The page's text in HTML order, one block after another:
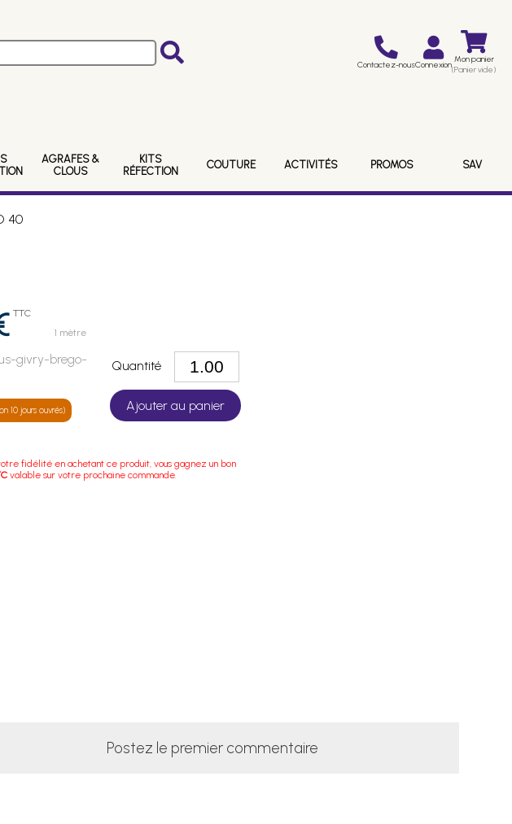
Contactez-nousConnexion Mon panier
(Panier vide)
AGRAFES &
CLOUS
KITS
RÉFECTION
COUTURE ACTIVITÉS PROMOS SAV
40
TTC
1 mètre
givry-brego-
10 jours ouvrés)
Quantité
Ajouter au panier
fidélité en achetant ce produit, vous gagnez un bon
valable sur votre prochaine commande.
Postez le premier commentaire